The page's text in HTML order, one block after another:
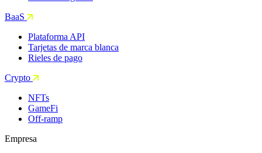
BaaS
Plataforma API
Tarjetas de marca blanca
Rieles de pago
Crypto
NFTs
GameFi
Off-ramp
Empresa